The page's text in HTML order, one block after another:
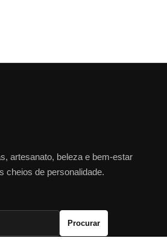
artesanato, beleza e bem-estar
cheios de personalidade.
Procurar